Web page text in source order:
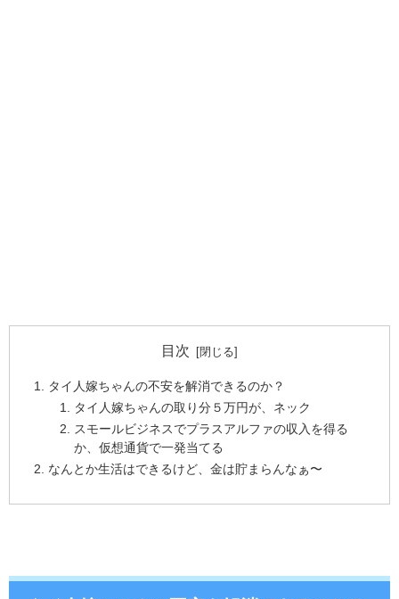
目次
タイ人嫁ちゃんの不安を解消できるのか？
タイ人嫁ちゃんの取り分５万円が、ネック
スモールビジネスでプラスアルファの収入を得る
か、仮想通貨で一発当てる
なんとか生活はできるけど、金は貯まらんなぁ〜